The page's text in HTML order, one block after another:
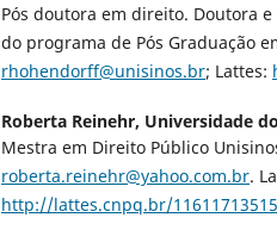
Pós doutora em direito. Doutora
do programa de Pós Graduação
rhohendorff@unisinos.br; Lattes:
Roberta Reinehr, Universidade
Mestra em Direito Público
roberta.reinehr@yahoo.com.br.
http://lattes.cnpq.br/